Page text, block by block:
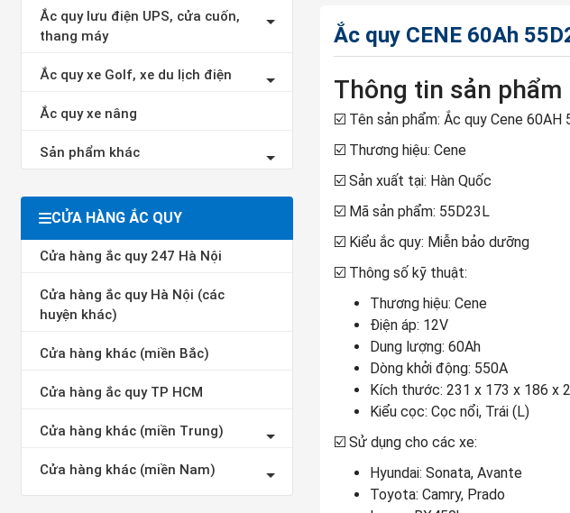
Ắc quy lưu điện UPS, cửa cuốn,
thang máy
Ắc quy xe Golf, xe du lịch điện
Ắc quy xe nâng
Sản phẩm khác
CỬA HÀNG ẮC QUY
Cửa hàng ắc quy 247 Hà Nội
Cửa hàng ắc quy Hà Nội (các
huyện khác)
Cửa hàng khác (miền Bắc)
Cửa hàng ắc quy TP HCM
Cửa hàng khác (miền Trung)
Cửa hàng khác (miền Nam)
Ắc quy CENE 60Ah
Thông tin sản phẩm
☑️ Tên sản phẩm: Ắc quy Cene 60AH
☑️ Thương hiệu: Cene
☑️ Sản xuất tại: Hàn Quốc
☑️ Mã sản phẩm: 55D23L
☑️ Kiểu ắc quy: Miễn bảo dưỡng
☑️ Thông số kỹ thuật:
Thương hiệu: Cene
Điện áp: 12V
Dung lượng: 60Ah
Dòng khởi động: 550A
Kích thước: 231 x 173 x 186 x
Kiểu cọc: Cọc nổi, Trái (L)
☑️ Sử dụng cho các xe:
Hyundai: Sonata, Avante
Toyota: Camry, Prado